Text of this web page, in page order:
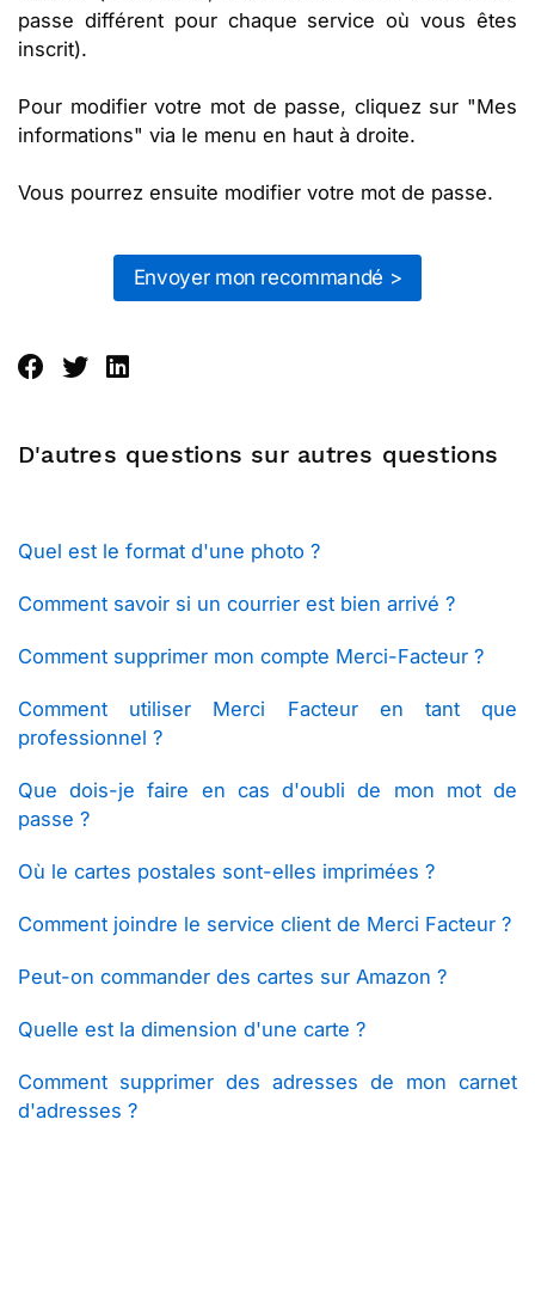
passe différent pour chaque service où vous êtes
inscrit).
Pour modifier votre mot de passe, cliquez sur "Mes
informations" via le menu en haut à droite.
Vous pourrez ensuite modifier votre mot de passe.
Envoyer mon recommandé >
D'autres questions sur autres questions
Quel est le format d'une photo ?
Comment savoir si un courrier est bien arrivé ?
Comment supprimer mon compte Merci-Facteur ?
Comment utiliser Merci Facteur en tant que
professionnel ?
Que dois-je faire en cas d'oubli de mon mot de
passe ?
Où le cartes postales sont-elles imprimées ?
Comment joindre le service client de Merci Facteur ?
Peut-on commander des cartes sur Amazon ?
Quelle est la dimension d'une carte ?
Comment supprimer des adresses de mon carnet
d'adresses ?